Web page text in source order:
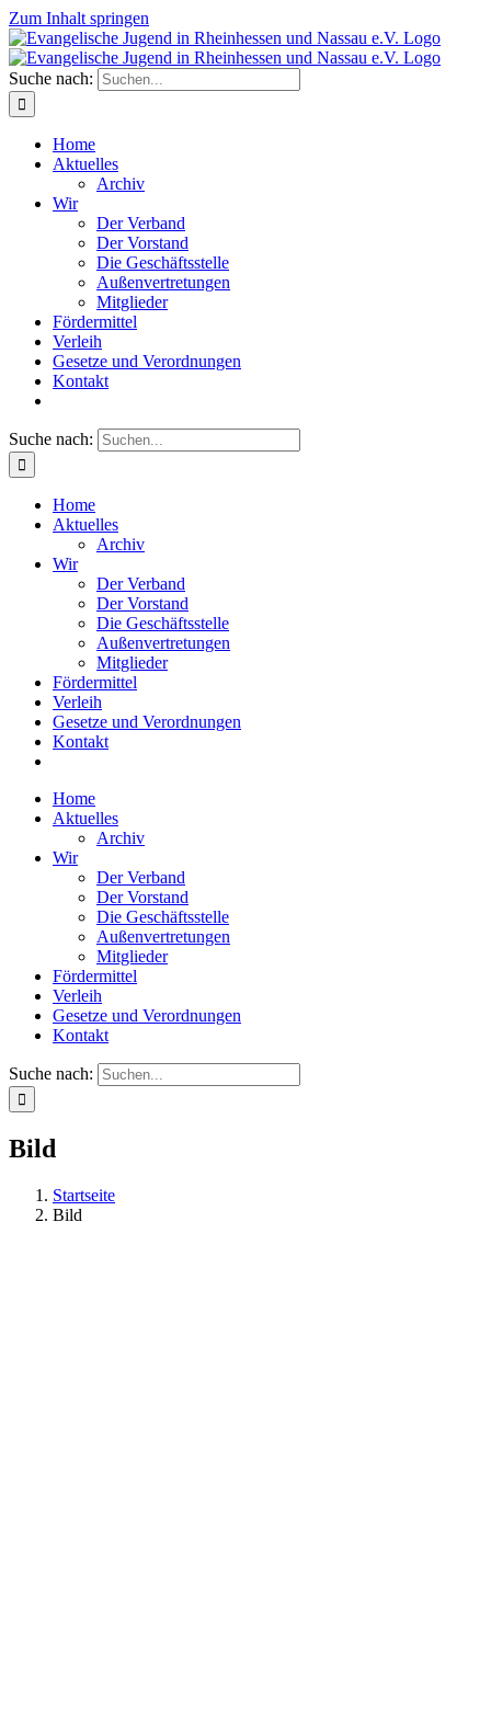
Zum Inhalt springen
Suche nach:
Home
Aktuelles
Archiv
Wir
Der Verband
Der Vorstand
Die Geschäftsstelle
Außenvertretungen
Mitglieder
Fördermittel
Verleih
Gesetze und Verordnungen
Kontakt
Suche nach:
Home
Aktuelles
Archiv
Wir
Der Verband
Der Vorstand
Die Geschäftsstelle
Außenvertretungen
Mitglieder
Fördermittel
Verleih
Gesetze und Verordnungen
Kontakt
Home
Aktuelles
Archiv
Wir
Der Verband
Der Vorstand
Die Geschäftsstelle
Außenvertretungen
Mitglieder
Fördermittel
Verleih
Gesetze und Verordnungen
Kontakt
Suche nach:
Bild
Startseite
Bild